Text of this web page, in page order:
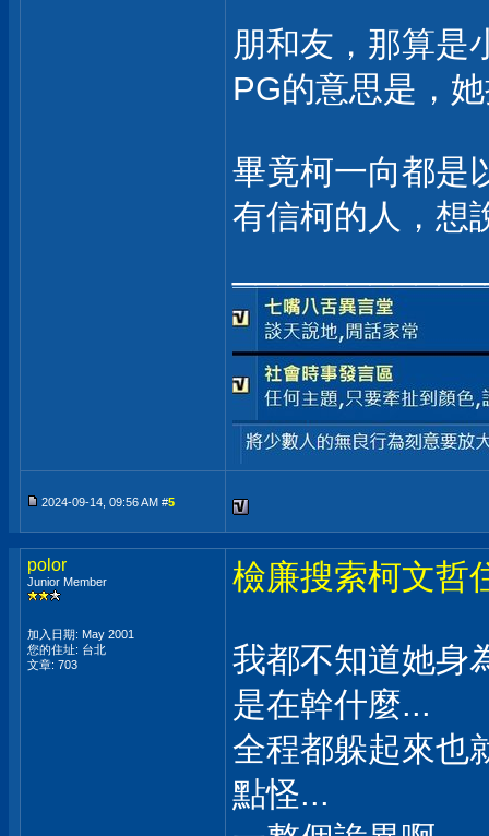
朋和友，那算是
PG的意思是，
畢竟柯一向都是
有信柯的人，想
2024-09-14, 09:56 AM #5
polor
Junior Member
加入日期: May 2001
您的住址: 台北
文章: 703
檢廉搜索柯文哲
我都不知道她身
是在幹什麼...
全程都躲起來也
點怪...